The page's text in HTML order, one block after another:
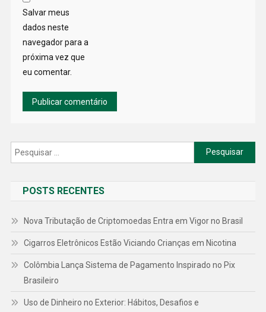
Salvar meus
dados neste
navegador para a
próxima vez que
eu comentar.
Pesquisar
por:
POSTS RECENTES
Nova Tributação de Criptomoedas Entra em Vigor no Brasil
Cigarros Eletrônicos Estão Viciando Crianças em Nicotina
Colômbia Lança Sistema de Pagamento Inspirado no Pix
Brasileiro
Uso de Dinheiro no Exterior: Hábitos, Desafios e